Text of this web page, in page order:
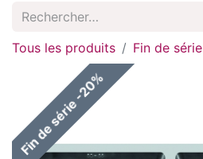
Tous les produits Fin de série
Fin de série -20%